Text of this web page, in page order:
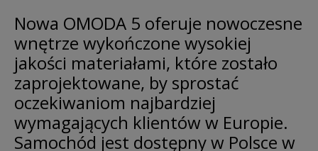
Nowa OMODA 5 oferuje nowoczesne
wnętrze wykończone wysokiej
jakości materiałami, które zostało
zaprojektowane, by sprostać
oczekiwaniom najbardziej
wymagających klientów w Europie.
Samochód jest dostępny w Polsce w